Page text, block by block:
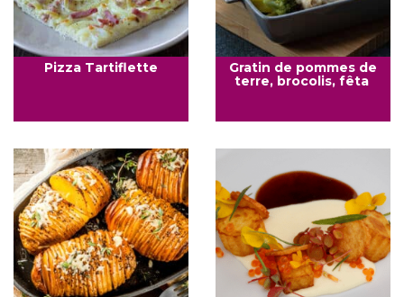
Pizza Tartiflette
Gratin de pommes de
terre, brocolis, fêta